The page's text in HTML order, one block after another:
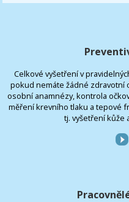
Celkové vyšetření v
pokud nemáte žádné zdravotní
osobní anamnézy, kontrola
měření krevního tlaku a tepové
tj. vyšetření kůže